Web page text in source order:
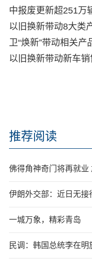
中报废更新超251万
以旧换新带动8大类
卫“焕新”带动相关
以旧换新带动新车销
推荐阅读
佛得角神奇门将再就业
伊朗外交部：近日无接
一城万象，精彩青岛
民调：韩国总统李在